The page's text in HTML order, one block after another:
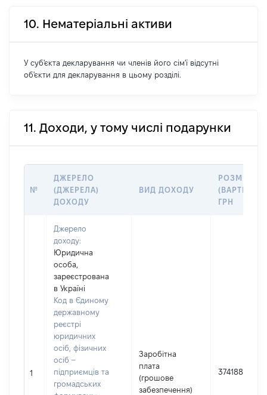
10. Нематеріальні активи
У суб'єкта декларування чи членів його сім'ї відсутні
об'єкти для декларування в цьому розділі.
11. Доходи, у тому числі подарунки
№
ДЖЕРЕЛО
(ДЖЕРЕЛА)
ДОХОДУ
ВИД ДОХОДУ
РОЗМІР
(ВАРТІСТЬ),
ГРН
1
Джерело
доходу:
Юридична
особа,
зареєстрована
в Україні
Код в Єдиному
державному
реєстрі
юридичних
осіб, фізичних
осіб –
підприємців та
громадських
Заробітна
плата
(грошове
забезпечення)
374188